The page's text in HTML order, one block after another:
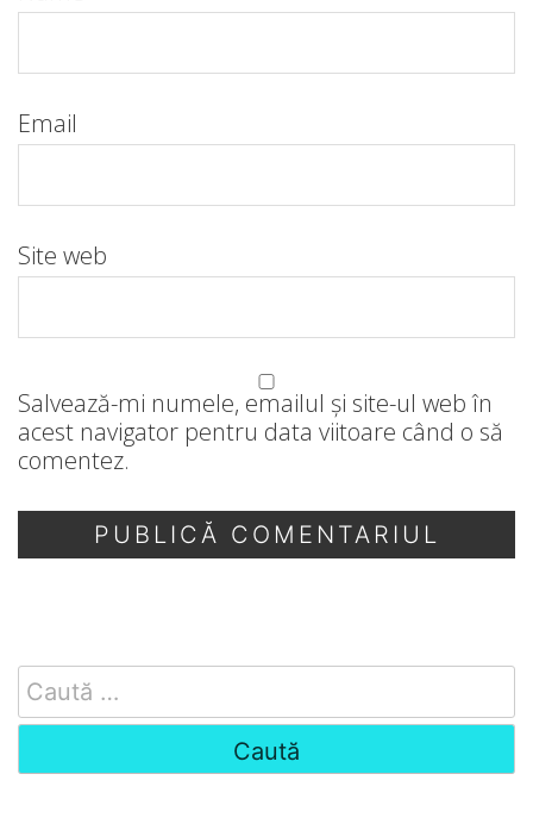
Email
Site web
Salvează-mi numele, emailul și site-ul web în
acest navigator pentru data viitoare când o să
comentez.
Search
for: